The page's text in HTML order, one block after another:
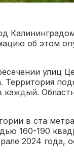
об этом
улиц
Территория
в ста
160-190
2024 года,